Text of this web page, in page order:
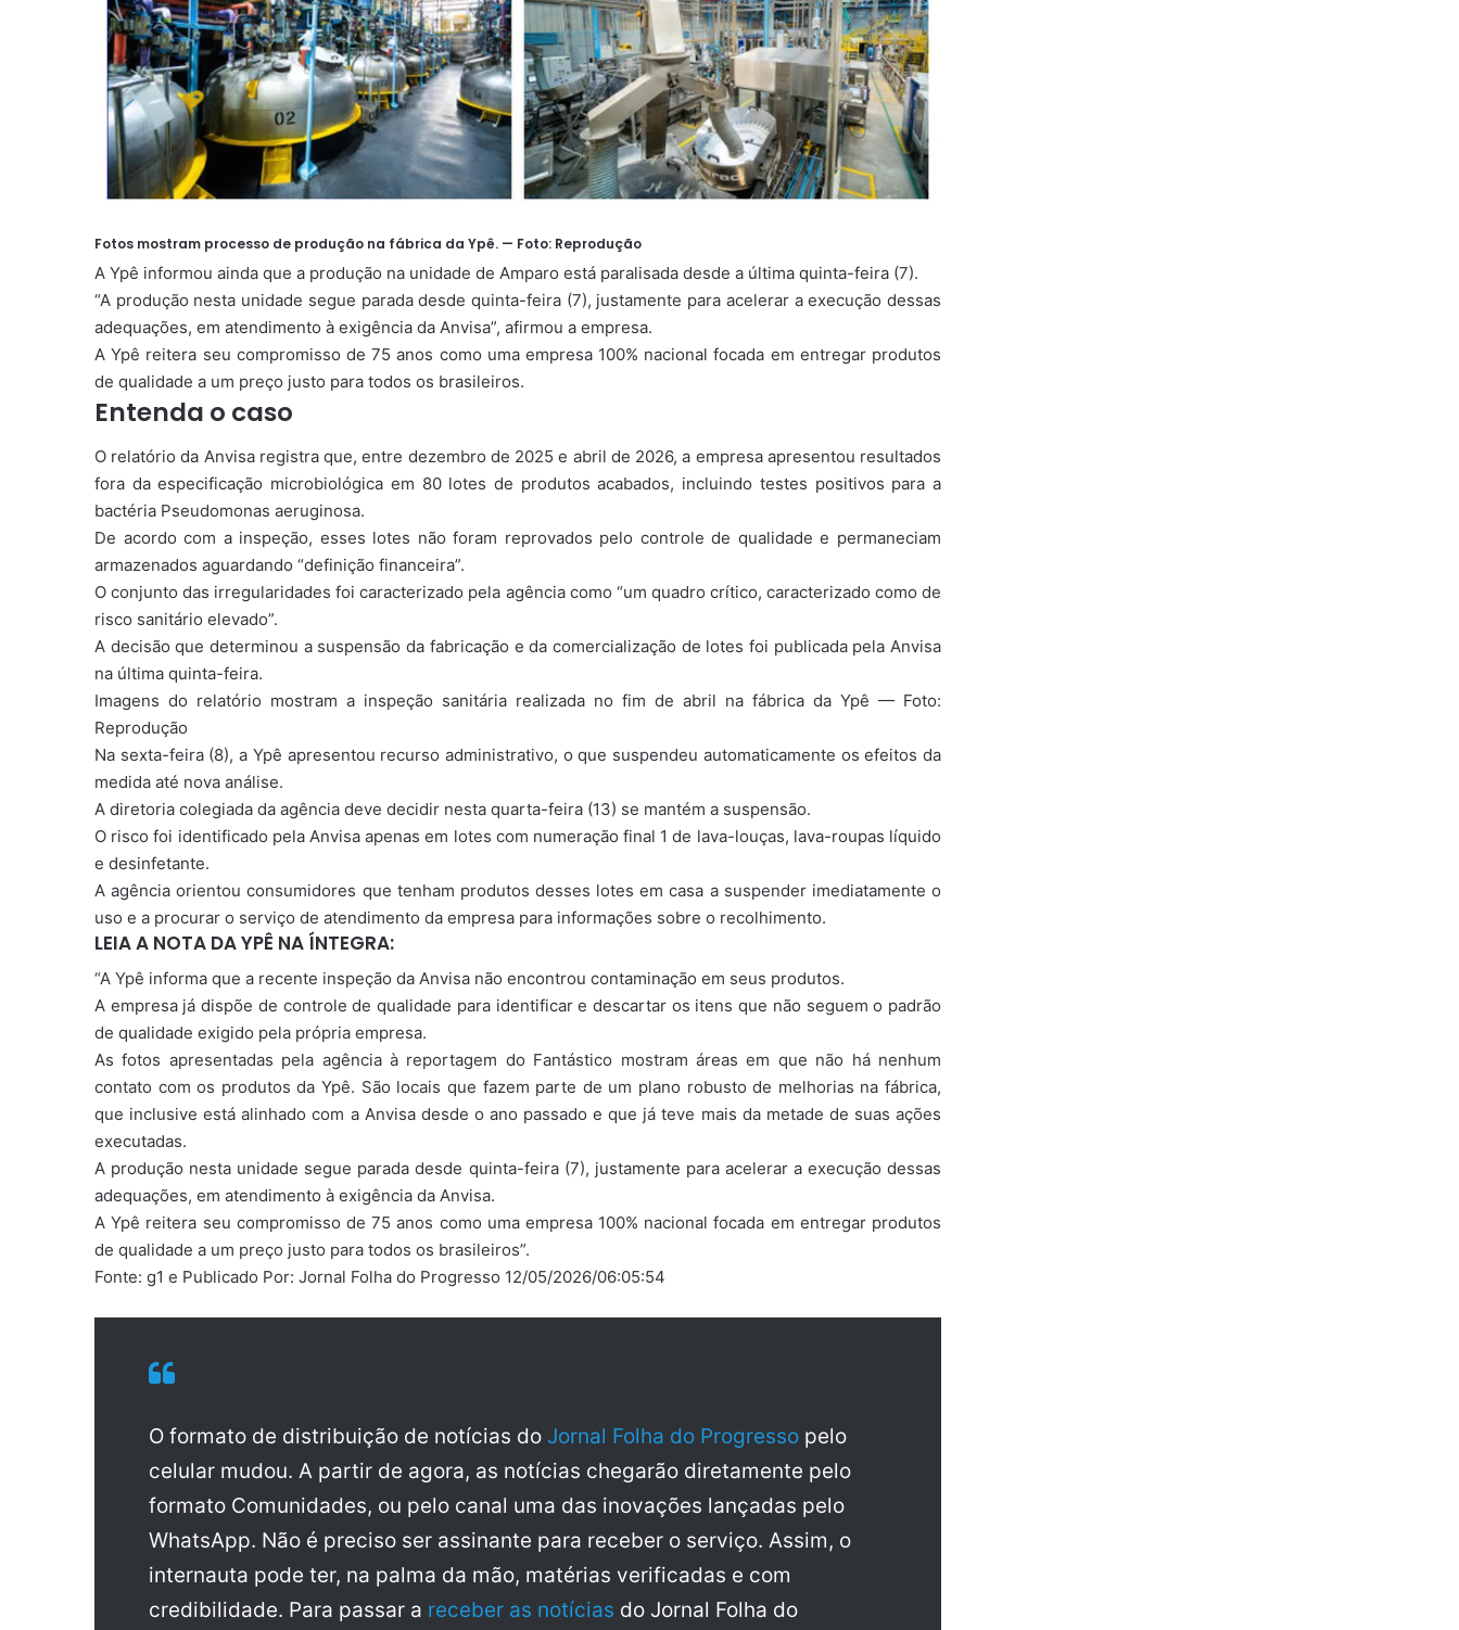
Fotos mostram processo de produção na fábrica da Ypê. — Foto: Reprodução
A Ypê informou ainda que a produção na unidade de Amparo está paralisada desde a última quinta-feira (7).
“A produção nesta unidade segue parada desde quinta-feira (7), justamente para acelerar a execução dessas
adequações, em atendimento à exigência da Anvisa”, afirmou a empresa.
⁠A Ypê reitera seu compromisso de 75 anos como uma empresa 100% nacional focada em entregar produtos
de qualidade a um preço justo para todos os brasileiros.
Entenda o caso
O relatório da Anvisa registra que, entre dezembro de 2025 e abril de 2026, a empresa apresentou resultados
fora da especificação microbiológica em 80 lotes de produtos acabados, incluindo testes positivos para a
bactéria Pseudomonas aeruginosa.
De acordo com a inspeção, esses lotes não foram reprovados pelo controle de qualidade e permaneciam
armazenados aguardando “definição financeira”.
O conjunto das irregularidades foi caracterizado pela agência como “um quadro crítico, caracterizado como de
risco sanitário elevado”.
A decisão que determinou a suspensão da fabricação e da comercialização de lotes foi publicada pela Anvisa
na última quinta-feira.
Imagens do relatório mostram a inspeção sanitária realizada no fim de abril na fábrica da Ypê — Foto:
Reprodução
Na sexta-feira (8), a Ypê apresentou recurso administrativo, o que suspendeu automaticamente os efeitos da
medida até nova análise.
A diretoria colegiada da agência deve decidir nesta quarta-feira (13) se mantém a suspensão.
O risco foi identificado pela Anvisa apenas em lotes com numeração final 1 de lava-louças, lava-roupas líquido
e desinfetante.
A agência orientou consumidores que tenham produtos desses lotes em casa a suspender imediatamente o
uso e a procurar o serviço de atendimento da empresa para informações sobre o recolhimento.
LEIA A NOTA DA YPÊ NA ÍNTEGRA:
“A Ypê informa que a recente inspeção da Anvisa não encontrou contaminação em seus produtos.
⁠A empresa já dispõe de controle de qualidade para identificar e descartar os itens que não seguem o padrão
de qualidade exigido pela própria empresa.
⁠As fotos apresentadas pela agência à reportagem do Fantástico mostram áreas em que não há nenhum
contato com os produtos da Ypê. ⁠São locais que fazem parte de um plano robusto de melhorias na fábrica,
que inclusive está alinhado com a Anvisa desde o ano passado e que já teve mais da metade de suas ações
executadas.
⁠A produção nesta unidade segue parada desde quinta-feira (7), justamente para acelerar a execução dessas
adequações, em atendimento à exigência da Anvisa.
⁠A Ypê reitera seu compromisso de 75 anos como uma empresa 100% nacional focada em entregar produtos
de qualidade a um preço justo para todos os brasileiros”.
Fonte: g1 e Publicado Por: Jornal Folha do Progresso 12/05/2026/06:05:54
O formato de distribuição de notícias do Jornal Folha do Progresso pelo
celular mudou. A partir de agora, as notícias chegarão diretamente pelo
formato Comunidades, ou pelo canal uma das inovações lançadas pelo
WhatsApp. Não é preciso ser assinante para receber o serviço. Assim, o
internauta pode ter, na palma da mão, matérias verificadas e com
credibilidade. Para passar a receber as notícias do Jornal Folha do